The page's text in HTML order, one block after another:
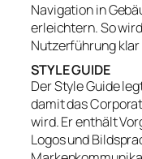
Navigation in
erleichtern. So
Nutzerführung
STYLE GUIDE
Der Style Guide
damit das
wird. Er enthält
Logos und